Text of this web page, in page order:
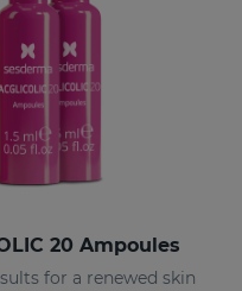
20 Ampoules
for a renewed skin